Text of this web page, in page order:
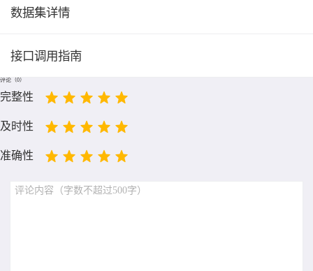
数据集详情
接口调用指南
评论（0）
完整性
及时性
准确性